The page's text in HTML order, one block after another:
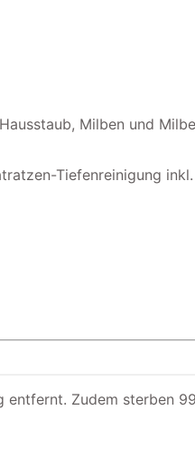
Milben und
Tiefenreinigung
Zudem sterben